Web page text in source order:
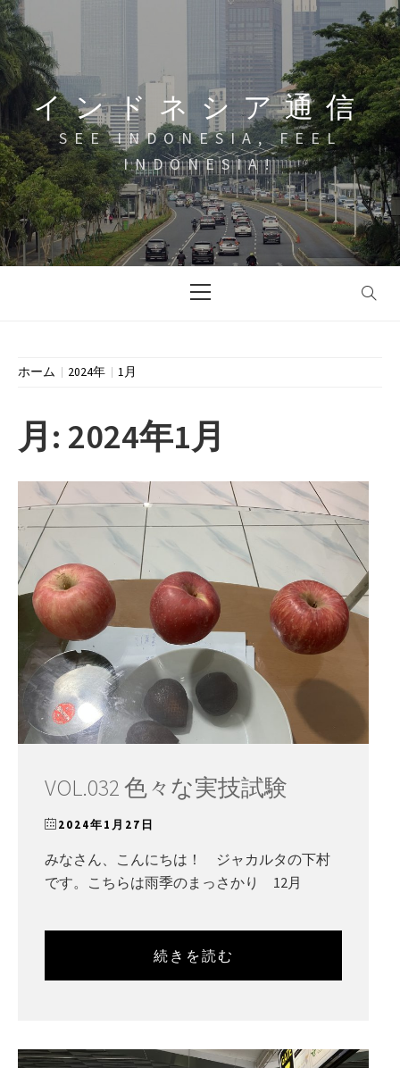
コ
ン
テ
ン
ツ
へ
ス
キ
ッ
プ
インドネシア通信
SEE INDONESIA, FEEL
INDONESIA!
イ
ホーム 2024年 1月
月: 2024年1月
VOL.032 色々な実技試験
2024年1月27日
みなさん、こんにちは！ ジャカルタの下村
です。こちらは雨季のまっさかり 12月
続きを読む